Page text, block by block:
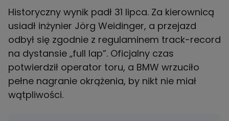
Historyczny wynik padł 31 lipca. Za kierownicą
usiadł inżynier Jörg Weidinger, a przejazd
odbył się zgodnie z regulaminem track-record
na dystansie „full lap”. Oficjalny czas
potwierdził operator toru, a BMW wrzuciło
pełne nagranie okrążenia, by nikt nie miał